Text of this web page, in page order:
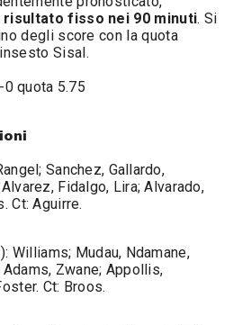
fisso nei 90 minuti. Si
degli score con la quota
Sisal.
quota 5.75
Sanchez, Gallardo,
Fidalgo, Lira; Alvarado,
Ct: Aguirre.
Williams; Mudau, Ndamane,
Zwane; Appollis,
Ct: Broos.